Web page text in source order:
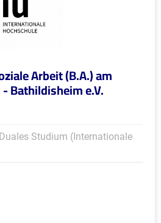
Arbeit (B.A.) am
Bathildisheim e.V.
Studium (Internationale